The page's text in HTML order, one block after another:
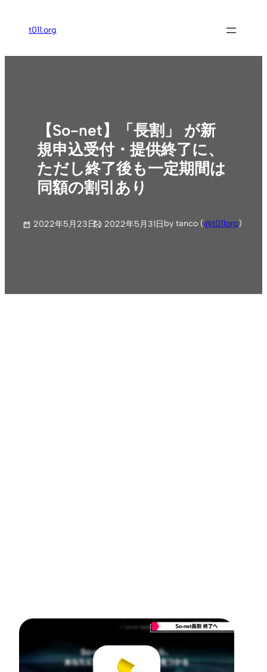
ス
t011.org
【So-net】「長割」 が新
規申込受付・提供終了に、
ただし終了後も一定期間は
同額の割引あり
2022年5月23日 2022年5月31日by tanco (@t011org)